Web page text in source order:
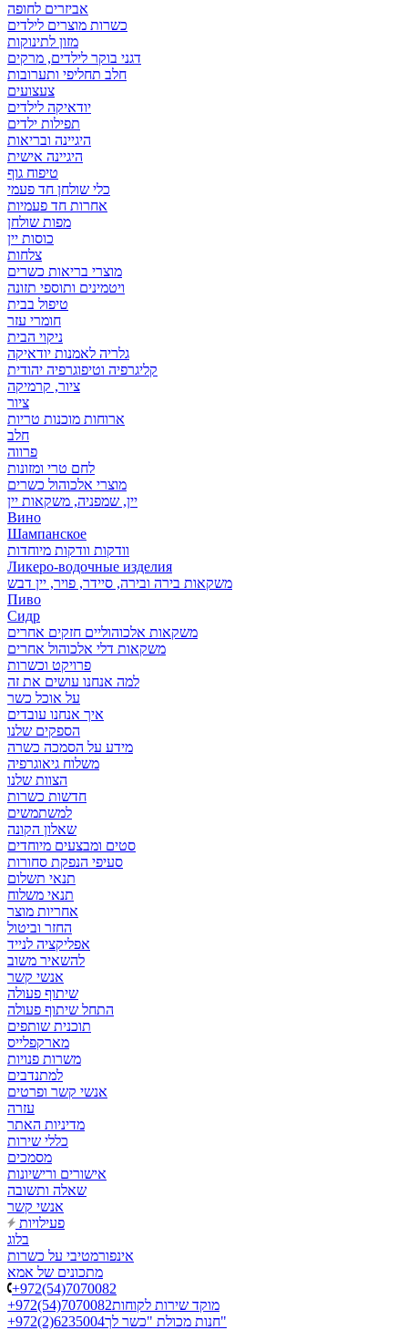
אביזרים לחופה
כשרות מוצרים לילדים
מזון לתינוקות
דגני בוקר לילדים, מרקים
חלב תחליפי ותערובות
צעצועים
יודאיקה לילדים
תפילות ילדים
היגיינה ובריאות
היגיינה אישית
טיפוח גוף
כלי שולחן חד פעמי
אחרות חד פעמיות
מפות שולחן
כוסות יין
צלחות
מוצרי בריאות כשרים
ויטמינים ותוספי תזונה
טיפול בבית
חומרי עזר
ניקוי הבית
גלריה לאמנות יודאיקה
קליגרפיה וטיפוגרפיה יהודית
ציור, קרמיקה
ציור
ארוחות מוכנות טריות
חלב
פרווה
לחם טרי ומזונות
מוצרי אלכוהול כשרים
יין, שמפניה, משקאות יין
Вино
Шампанское
וודקות וודקות מיוחדות
Ликеро-водочные изделия
משקאות בירה ובירה, סיידר, פויר, יין דבש
Пиво
Сидр
משקאות אלכוהוליים חזקים אחרים
משקאות דלי אלכוהול אחרים
פרויקט וכשרות
למה אנחנו עושים את זה
על אוכל כשר
איך אנחנו עובדים
הספקים שלנו
מידע על הסמכה כשרה
משלוח גיאוגרפיה
הצוות שלנו
חדשות כשרות
למשתמשים
שאלון הקונה
סטים ומבצעים מיוחדים
סעיפי הנפקת סחורות
תנאי תשלום
תנאי משלוח
אחריות מוצר
החזר וביטול
אפליקציה לנייד
להשאיר משוב
אנשי קשר
שיתוף פעולה
התחל שיתוף פעולה
תוכנית שותפים
מארקפלייס
משרות פנויות
למתנדבים
אנשי קשר ופרטים
עזרה
מדיניות האתר
כללי שירות
מסמכים
אישורים ורישיונות
שאלה ותשובה
אנשי קשר
פעילויות
בלוג
אינפורמטיבי על כשרות
מתכונים של אמא
+972(54)7070082
+972(54)7070082מוקד שירות לקוחות
+972(2)6235004
חנות מכולת "כשר לך"